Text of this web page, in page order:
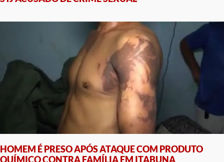
HOMEM É PRESO APÓS ATAQUE COM PRODUTO
QUÍMICO CONTRA FAMÍLIA EM ITABUNA